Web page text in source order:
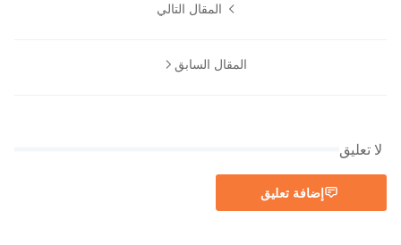
المقال التالي
المقال السابق
لا تعليق
إضافة تعليق